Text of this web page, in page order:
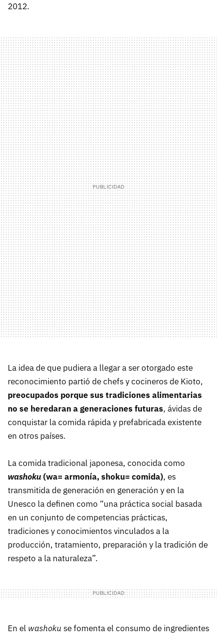
2012.
La idea de que pudiera a llegar a ser otorgado este
reconocimiento partió de chefs y cocineros de Kioto,
preocupados porque sus tradiciones alimentarias
no se heredaran a generaciones futuras, ávidas de
conquistar la comida rápida y prefabricada existente
en otros países.
La comida tradicional japonesa, conocida como
washoku(wa= armonía, shoku= comida), es
transmitida de generación en generación y en la
Unesco la definen como “una práctica social basada
en un conjunto de competencias prácticas,
tradiciones y conocimientos vinculados a la
producción, tratamiento, preparación y la tradición de
respeto a la naturaleza”.
En el washoku se fomenta el consumo de ingredientes